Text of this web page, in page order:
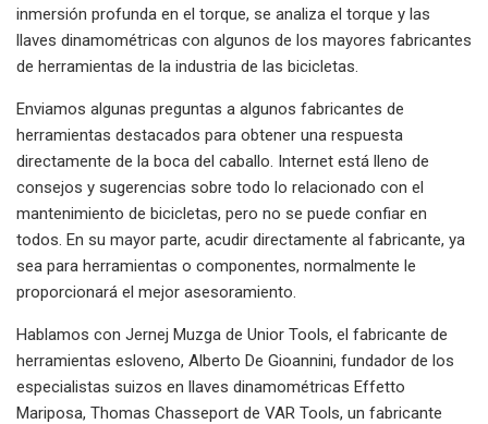
inmersión profunda en el torque, se analiza el torque y las
llaves dinamométricas con algunos de los mayores fabricantes
de herramientas de la industria de las bicicletas.
Enviamos algunas preguntas a algunos fabricantes de
herramientas destacados para obtener una respuesta
directamente de la boca del caballo. Internet está lleno de
consejos y sugerencias sobre todo lo relacionado con el
mantenimiento de bicicletas, pero no se puede confiar en
todos. En su mayor parte, acudir directamente al fabricante, ya
sea para herramientas o componentes, normalmente le
proporcionará el mejor asesoramiento.
Hablamos con Jernej Muzga de Unior Tools, el fabricante de
herramientas esloveno, Alberto De Gioannini, fundador de los
especialistas suizos en llaves dinamométricas Effetto
Mariposa, Thomas Chasseport de VAR Tools, un fabricante